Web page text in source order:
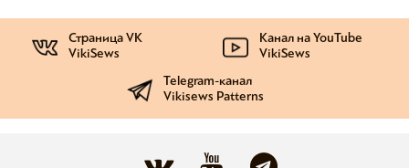
Страница VK
VikiSews
Канал на YouTube
VikiSews
Telegram-канал
Vikisews Patterns